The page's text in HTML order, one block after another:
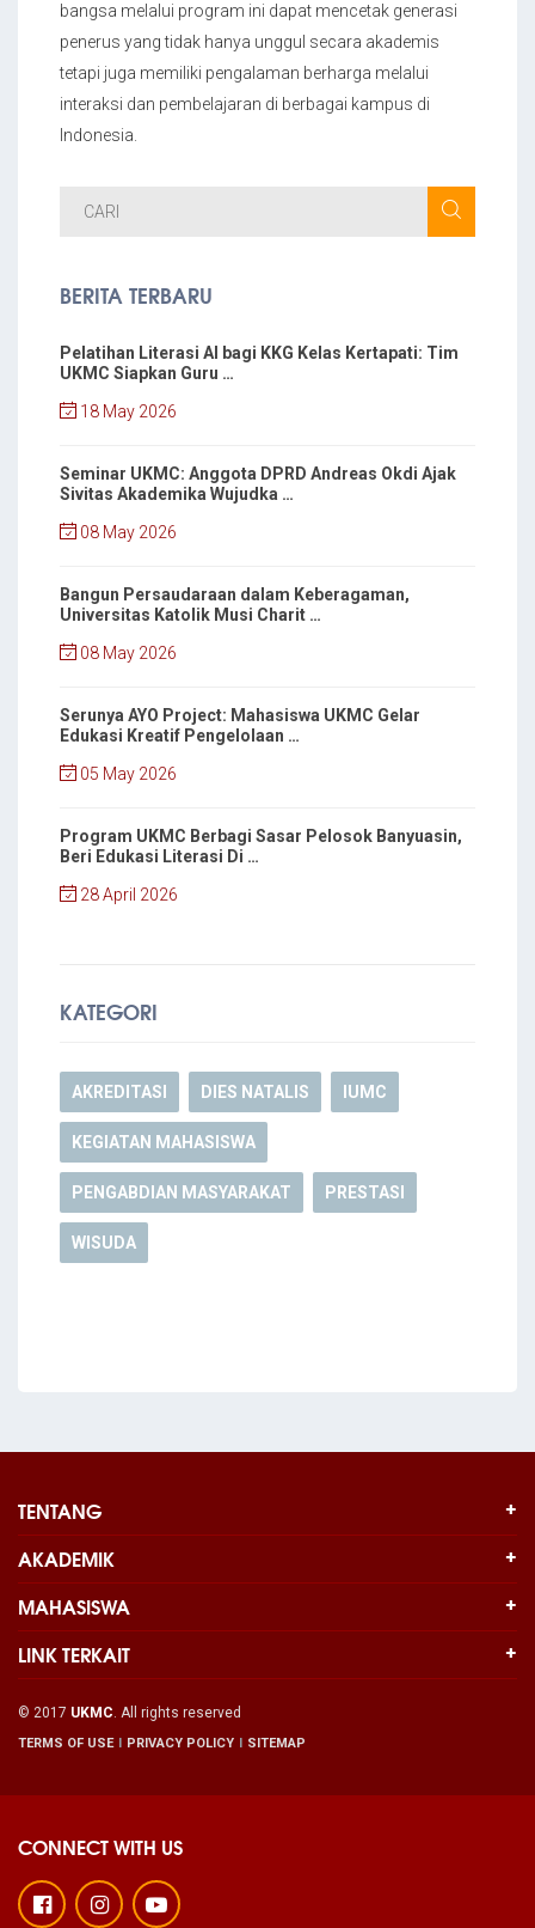
bangsa melalui program ini dapat mencetak generasi
penerus yang tidak hanya unggul secara akademis
tetapi juga memiliki pengalaman berharga melalui
interaksi dan pembelajaran di berbagai kampus di
Indonesia.
BERITA TERBARU
Pelatihan Literasi AI bagi KKG Kelas Kertapati: Tim
UKMC Siapkan Guru …
18 May 2026
Seminar UKMC: Anggota DPRD Andreas Okdi Ajak
Sivitas Akademika Wujudka …
08 May 2026
Bangun Persaudaraan dalam Keberagaman,
Universitas Katolik Musi Charit …
08 May 2026
Serunya AYO Project: Mahasiswa UKMC Gelar
Edukasi Kreatif Pengelolaan …
05 May 2026
Program UKMC Berbagi Sasar Pelosok Banyuasin,
Beri Edukasi Literasi Di …
28 April 2026
KATEGORI
AKREDITASI DIES NATALIS IUMC
KEGIATAN MAHASISWA
PENGABDIAN MASYARAKAT PRESTASI
WISUDA
TENTANG
AKADEMIK
MAHASISWA
LINK TERKAIT
© 2017 UKMC. All rights reserved
TERMS OF USE PRIVACY POLICY SITEMAP
CONNECT WITH US